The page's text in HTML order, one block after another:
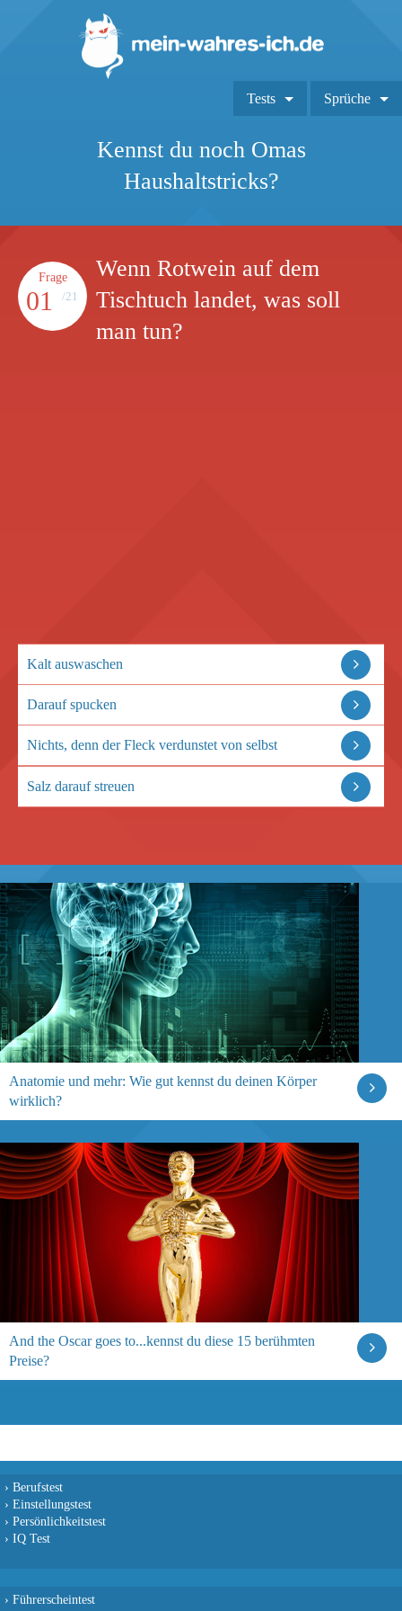
Tests Sprüche
Kennst du noch Omas
Haushaltstricks?
Frage
01 /21
Wenn Rotwein auf dem
Tischtuch landet, was soll
man tun?
Kalt auswaschen
Darauf spucken
Nichts, denn der Fleck verdunstet von selbst
Salz darauf streuen
Anatomie und mehr: Wie gut kennst du deinen Körper
wirklich?
And the Oscar goes to...kennst du diese 15 berühmten
Preise?
› Berufstest
› Einstellungstest
› Persönlichkeitstest
› IQ Test
› Führerscheintest